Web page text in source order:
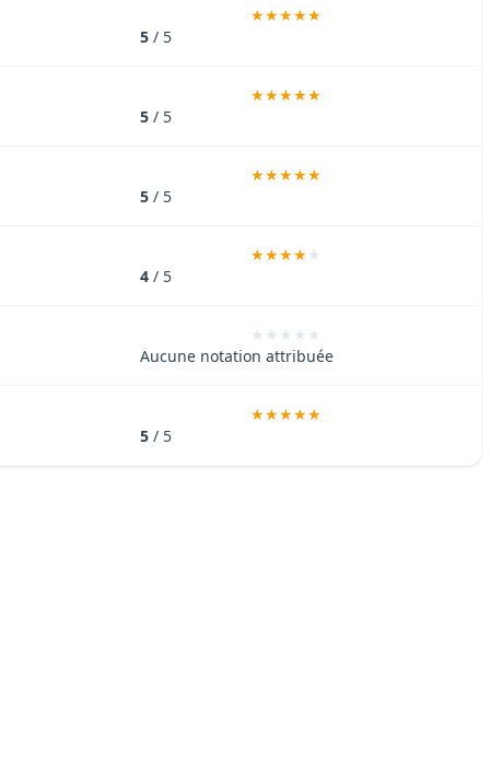
5 / 5
5 / 5
5 / 5
4 / 5
Aucune notation attribuée
5 / 5